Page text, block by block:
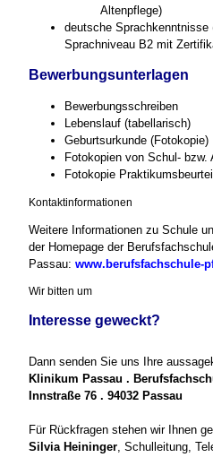
Altenpflege)
deutsche
Sprachniveau B2 mit
Bewerbungsunterlagen
Bewerbungsschreiben
Lebenslauf (tabellarisch)
Geburtsurkunde (Fotokopie)
Fotokopien von Schul-
Fotokopie
Kontaktinformationen
Weitere Informationen zu Schule
der Homepage der
Passau: www.berufsfachschule-
Wir bitten um
Interesse geweckt?
Dann senden Sie uns Ihre
Klinikum Passau .
Innstraße 76 . 94032 Passau
Für Rückfragen stehen wir Ihnen
Silvia Heininger, Schulleitung,